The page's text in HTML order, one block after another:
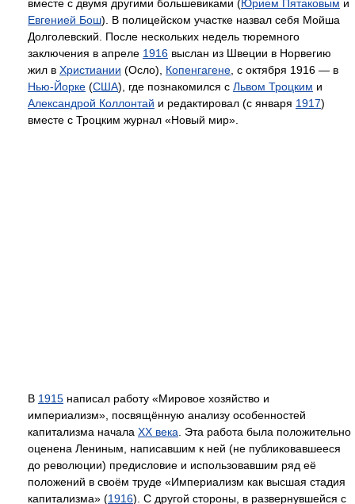
вместе с двумя другими большевиками (Юрием Пятаковым и
Евгенией Бош). В полицейском участке назвал себя Мойша
Долголевский. После нескольких недель тюремного
заключения в апреле 1916 выслан из Швеции в Норвегию
жил в Христиании (Осло), Копенгагене , с октября 1916 — в
Нью-Йорке (США), где познакомился с Львом Троцким и
Александрой Коллонтай и редактировал (с января 1917)
вместе с Троцким журнал «Новый мир».
В 1915 написал работу «Мировое хозяйство и
империализм», посвящённую анализу особенностей
капитализма начала XX века . Эта работа была положительно
оценена Лениным, написавшим к ней (не публиковавшееся
до революции) предисловие и использовавшим ряд её
положений в своём труде «Империализм как высшая стадия
капитализма» (1916). С другой стороны, в развернувшейся с